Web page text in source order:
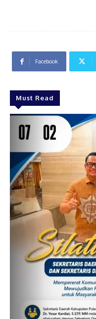
Facebook
Must Read